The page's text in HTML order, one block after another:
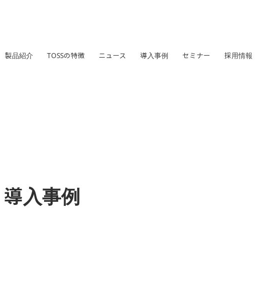
製品紹介 TOSSの特徴 ニュース 導入事例 セミナー 採用情報
導入事例